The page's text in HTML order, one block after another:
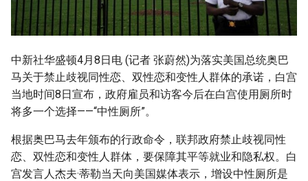
中新社华盛顿4月8日电 (记者 张蔚然)为落实美国总统奥巴
马关于禁止歧视同性恋、双性恋和变性人群体的承诺，白宫
当地时间8日宣布，政府雇员和访客今后在白宫使用厕所时
将多一个选择——“中性厕所”。
根据奥巴马去年颁布的行政命令，联邦政府禁止歧视同性
恋、双性恋和变性人群体，要保障其平等就业和隐私权。白
宫发言人杰夫·蒂勒当天向美国媒体表示，增设中性厕所是